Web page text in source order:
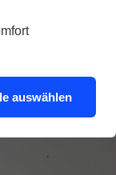
auswählen